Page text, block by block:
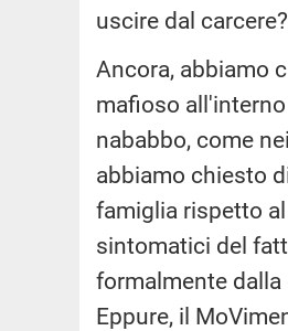
uscire dal
Ancora, abbiamo
mafioso
nababbo, come
abbiamo chiesto
famiglia rispetto
sintomatici del
formalmente
Eppure, il